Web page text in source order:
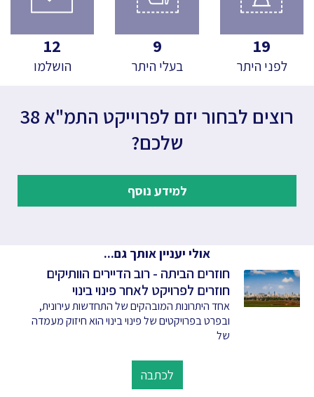
19
לפני היתר
9
בעלי היתר
12
הושלמו
רוצים לבחור יזם לפרוייקט התמ"א 38
שלכם?
למידע נוסף
אולי יעניין אותך גם...
חוזרים הביתה - רוב הדיירים הוותיקים
חוזרים לפרויקט לאחר פינוי בינוי
אחד היתרונות המובהקים של התחדשות עירונית,
ובפרט בפרויקטים של פינוי בינוי הוא חיזוק מעמדה
של
לכתבה